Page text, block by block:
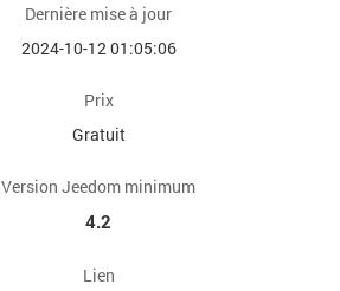
Dernière mise à jour
2024-10-12 01:05:06
Prix
Gratuit
Version Jeedom minimum
4.2
Lien